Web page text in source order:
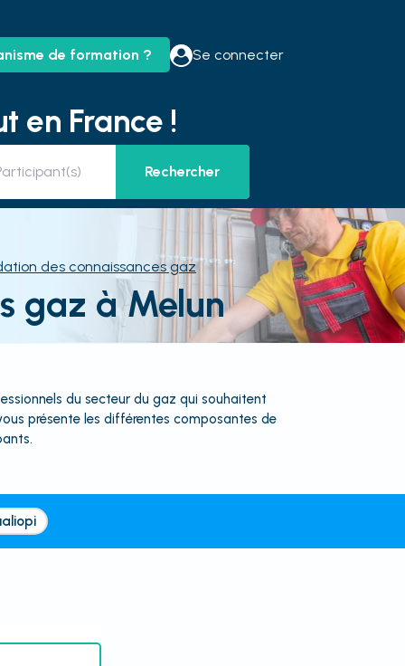
de formation ? Se connecter
en France !
Rechercher
des connaissances gaz
gaz à Melun
du secteur du gaz qui souhaitent
présente les différentes composantes de